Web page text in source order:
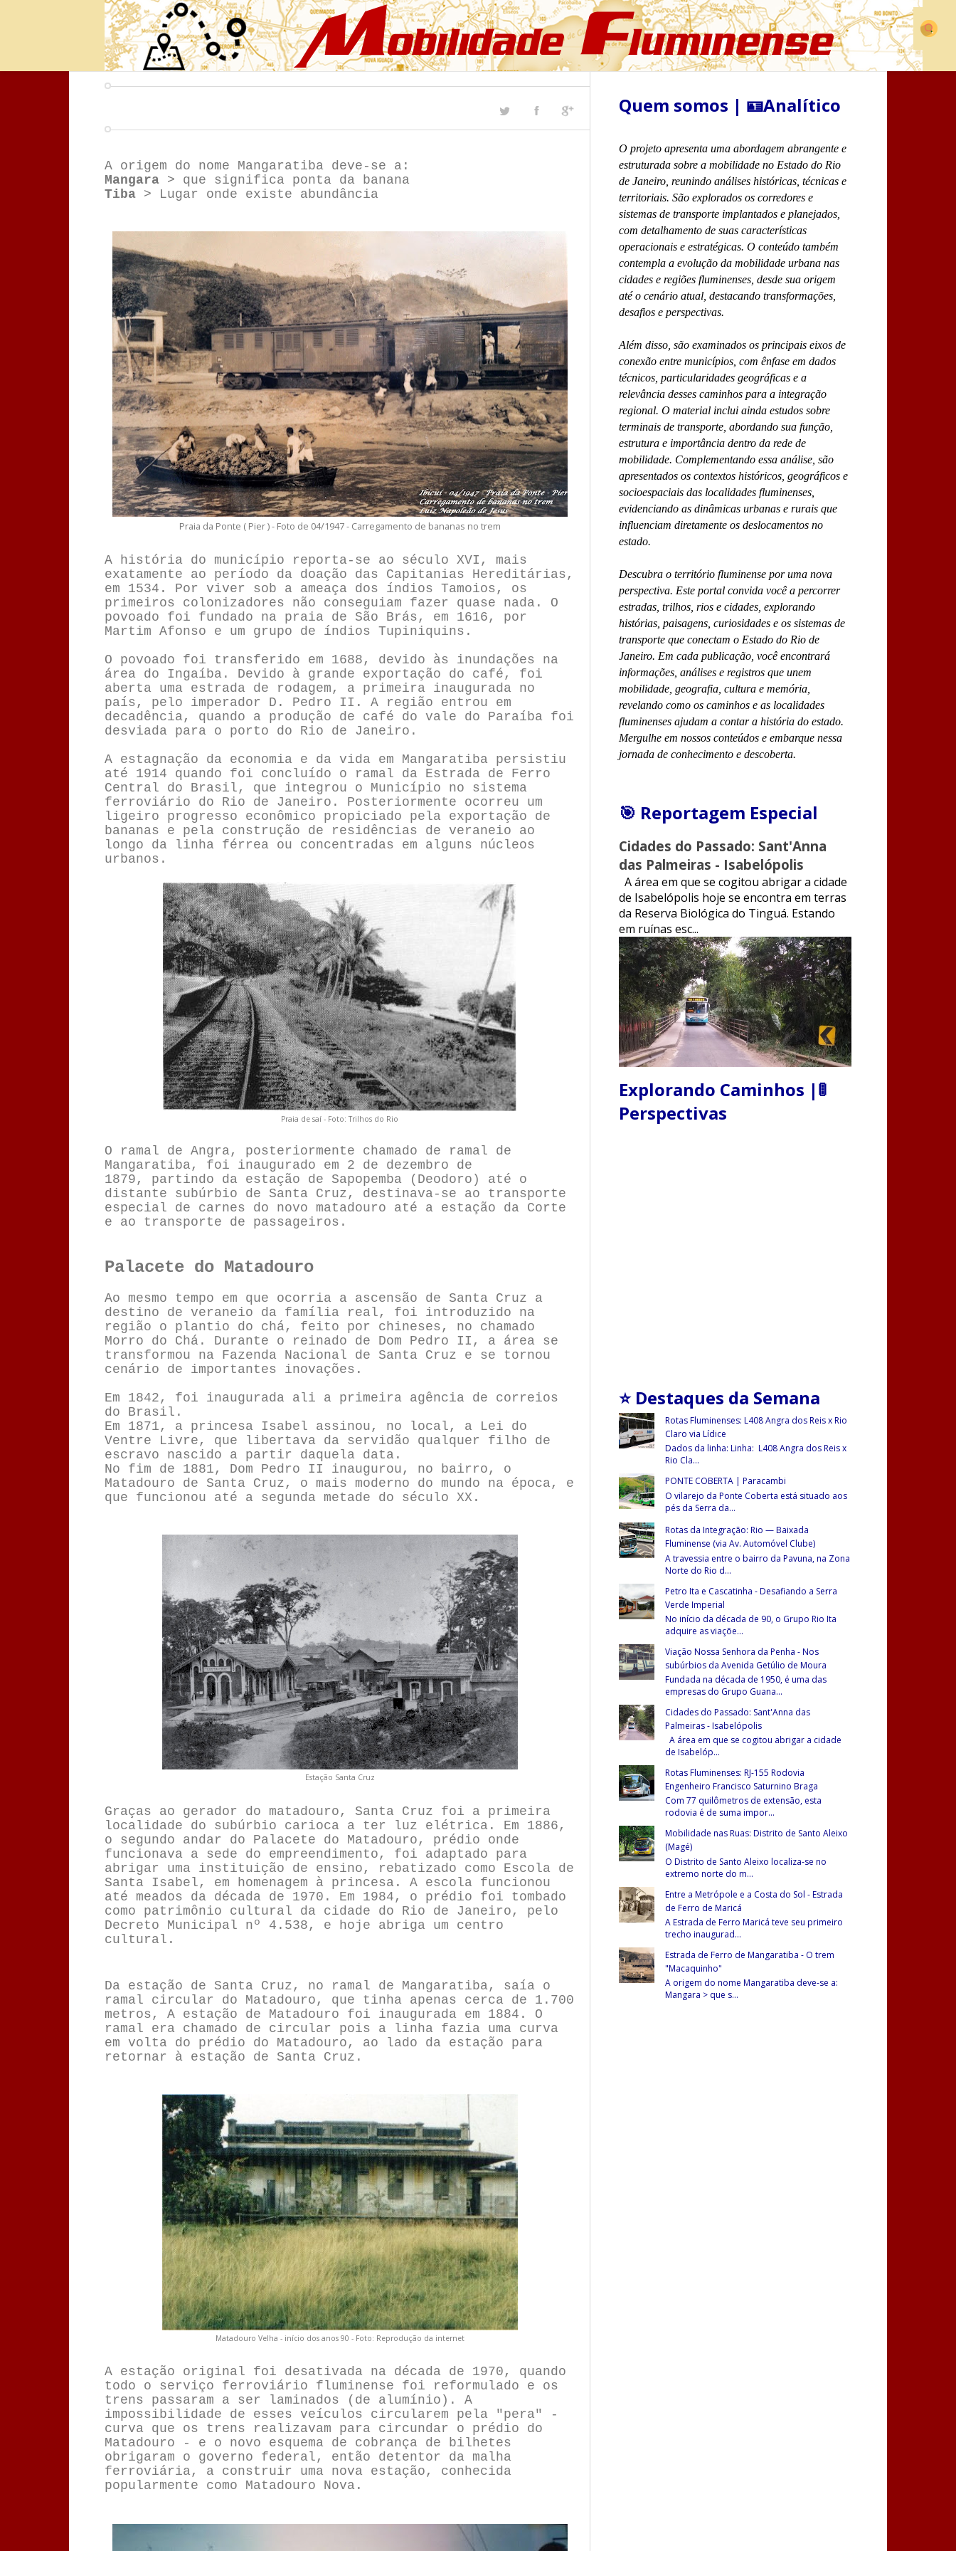
A origem do nome Mangaratiba deve-se a:
Mangara > que significa ponta da banana
Tiba > Lugar onde existe abundância
Praia da Ponte ( Pier ) - Foto de 04/1947 - Carregamento de bananas no trem
A história do município reporta-se ao século XVI, mais
exatamente ao período da doação das Capitanias Hereditárias,
em 1534. Por viver sob a ameaça dos índios Tamoios, os
primeiros colonizadores não conseguiam fazer quase nada. O
povoado foi fundado na praia de São Brás, em 1616, por
Martim Afonso e um grupo de índios Tupiniquins.
O povoado foi transferido em 1688, devido às inundações na
área do Ingaíba. Devido à grande exportação do café, foi
aberta uma estrada de rodagem, a primeira inaugurada no
país, pelo imperador D. Pedro II. A região entrou em
decadência, quando a produção de café do vale do Paraíba foi
desviada para o porto do Rio de Janeiro.
A estagnação da economia e da vida em Mangaratiba persistiu
até 1914 quando foi concluído o ramal da Estrada de Ferro
Central do Brasil, que integrou o Município no sistema
ferroviário do Rio de Janeiro. Posteriormente ocorreu um
ligeiro progresso econômico propiciado pela exportação de
bananas e pela construção de residências de veraneio ao
longo da linha férrea ou concentradas em alguns núcleos
urbanos.
Praia de saí - Foto: Trilhos do Rio
O ramal de Angra, posteriormente chamado de ramal de
Mangaratiba, foi inaugurado em 2 de dezembro de
1879 , partindo da estação de Sapopemba (Deodoro) até o
distante subúrbio de Santa Cruz, destinava-se ao transporte
especial de carnes do novo matadouro até a estação da Corte
e ao transporte de passageiros.
Palacete do Matadouro
Ao mesmo tempo em que ocorria a ascensão de Santa Cruz a
destino de veraneio da família real, foi introduzido na
região o plantio do chá, feito por chineses, no chamado
Morro do Chá. Durante o reinado de Dom Pedro II, a área se
transformou na Fazenda Nacional de Santa Cruz e se tornou
cenário de importantes inovações.
Em 1842, foi inaugurada ali a primeira agência de correios
do Brasil.
Em 1871, a princesa Isabel assinou, no local, a Lei do
Ventre Livre, que libertava da servidão qualquer filho de
escravo nascido a partir daquela data.
No fim de 1881, Dom Pedro II inaugurou, no bairro, o
Matadouro de Santa Cruz, o mais moderno do mundo na época, e
que funcionou até a segunda metade do século XX.
Estação Santa Cruz
Graças ao gerador do matadouro, Santa Cruz foi a primeira
localidade do subúrbio carioca a ter luz elétrica. Em 1886,
o segundo andar do Palacete do Matadouro, prédio onde
funcionava a sede do empreendimento, foi adaptado para
abrigar uma instituição de ensino, rebatizado como Escola de
Santa Isabel, em homenagem à princesa. A escola funcionou
até meados da década de 1970. Em 1984, o prédio foi tombado
como patrimônio cultural da cidade do Rio de Janeiro, pelo
Decreto Municipal nº 4.538, e hoje abriga um centro
cultural.
Da estação de Santa Cruz, no ramal de Mangaratiba, saía o
ramal circular do Matadouro, que tinha apenas cerca de 1.700
metros, A estação de Matadouro foi inaugurada em 1884. O
ramal era chamado de circular pois a linha fazia uma curva
em volta do prédio do Matadouro, ao lado da estação para
retornar à estação de Santa Cruz.
Matadouro Velha - início dos anos 90 - Foto: Reprodução da internet
A estação original foi desativada na década de 1970, quando
todo o serviço ferroviário fluminense foi reformulado e os
trens passaram a ser laminados (de alumínio). A
impossibilidade de esses veículos circularem pela "pera" -
curva que os trens realizavam para circundar o prédio do
Matadouro - e o novo esquema de cobrança de bilhetes
obrigaram o governo federal, então detentor da malha
ferroviária, a construir uma nova estação, conhecida
popularmente como Matadouro Nova.
Quem somos | 🪪Analítico
O projeto apresenta uma abordagem abrangente e
estruturada sobre a mobilidade no Estado do Rio
de Janeiro, reunindo análises históricas, técnicas e
territoriais. São explorados os corredores e
sistemas de transporte implantados e planejados,
com detalhamento de suas características
operacionais e estratégicas. O conteúdo também
contempla a evolução da mobilidade urbana nas
cidades e regiões fluminenses, desde sua origem
até o cenário atual, destacando transformações,
desafios e perspectivas.
Além disso, são examinados os principais eixos de
conexão entre municípios, com ênfase em dados
técnicos, particularidades geográficas e a
relevância desses caminhos para a integração
regional. O material inclui ainda estudos sobre
terminais de transporte, abordando sua função,
estrutura e importância dentro da rede de
mobilidade. Complementando essa análise, são
apresentados os contextos históricos, geográficos e
socioespaciais das localidades fluminenses,
evidenciando as dinâmicas urbanas e rurais que
influenciam diretamente os deslocamentos no
estado.
Descubra o território fluminense por uma nova
perspectiva. Este portal convida você a percorrer
estradas, trilhos, rios e cidades, explorando
histórias, paisagens, curiosidades e os sistemas de
transporte que conectam o Estado do Rio de
Janeiro. Em cada publicação, você encontrará
informações, análises e registros que unem
mobilidade, geografia, cultura e memória,
revelando como os caminhos e as localidades
fluminenses ajudam a contar a história do estado.
Mergulhe em nossos conteúdos e embarque nessa
jornada de conhecimento e descoberta.
🎯 Reportagem Especial
Cidades do Passado: Sant'Anna
das Palmeiras - Isabelópolis
A área em que se cogitou abrigar a cidade
de Isabelópolis hoje se encontra em terras
da Reserva Biológica do Tinguá. Estando
em ruínas esc...
Explorando Caminhos |🚦
Perspectivas
⭐ Destaques da Semana
Rotas Fluminenses: L408 Angra dos Reis x Rio
Claro via Lídice
Dados da linha: Linha: L408 Angra dos Reis x
Rio Cla...
PONTE COBERTA | Paracambi
O vilarejo da Ponte Coberta está situado aos
pés da Serra da...
Rotas da Integração: Rio — Baixada
Fluminense (via Av. Automóvel Clube)
A travessia entre o bairro da Pavuna, na Zona
Norte do Rio d...
Petro Ita e Cascatinha - Desafiando a Serra
Verde Imperial
No início da década de 90, o Grupo Rio Ita
adquire as viaçõe...
Viação Nossa Senhora da Penha - Nos
subúrbios da Avenida Getúlio de Moura
Fundada na década de 1950, é uma das
empresas do Grupo Guana...
Cidades do Passado: Sant'Anna das
Palmeiras - Isabelópolis
A área em que se cogitou abrigar a cidade
de Isabelóp...
Rotas Fluminenses: RJ-155 Rodovia
Engenheiro Francisco Saturnino Braga
Com 77 quilômetros de extensão, esta
rodovia é de suma impor...
Mobilidade nas Ruas: Distrito de Santo Aleixo
(Magé)
O Distrito de Santo Aleixo localiza-se no
extremo norte do m...
Entre a Metrópole e a Costa do Sol - Estrada
de Ferro de Maricá
A Estrada de Ferro Maricá teve seu primeiro
trecho inaugurad...
Estrada de Ferro de Mangaratiba - O trem
"Macaquinho"
A origem do nome Mangaratiba deve-se a:
Mangara > que s...